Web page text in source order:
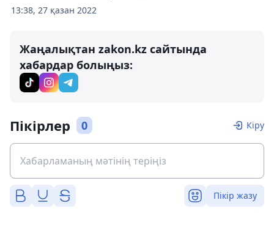
13:38, 27 қазан 2022
Жаңалықтан zakon.kz сайтында
хабардар болыңыз:
Пікірлер 0 Кіру
Пікір жазу